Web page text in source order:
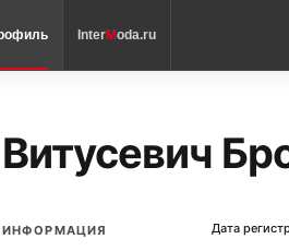
InterModa.ru
Витусевич
ИНФОРМАЦИЯ Дата